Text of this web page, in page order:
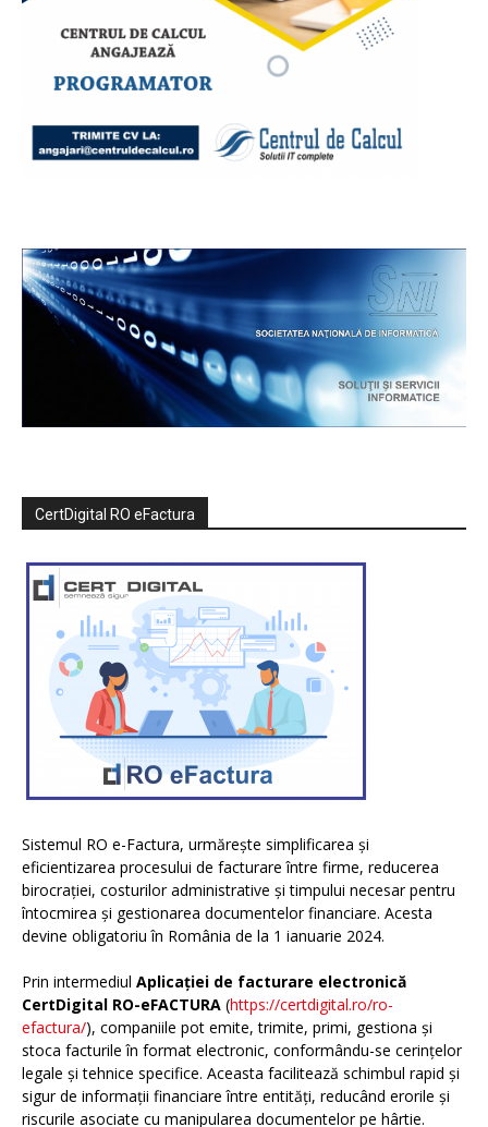
CertDigital RO eFactura
Sistemul RO e-Factura, urmărește simplificarea și
eficientizarea procesului de facturare între firme, reducerea
birocrației, costurilor administrative și timpului necesar pentru
întocmirea și gestionarea documentelor financiare. Acesta
devine obligatoriu în România de la 1 ianuarie 2024.
Prin intermediul Aplicației de facturare electronică
CertDigital RO-eFACTURA (https://certdigital.ro/ro-
efactura/), companiile pot emite, trimite, primi, gestiona și
stoca facturile în format electronic, conformându-se cerințelor
legale și tehnice specifice. Aceasta facilitează schimbul rapid și
sigur de informații financiare între entități, reducând erorile și
riscurile asociate cu manipularea documentelor pe hârtie.